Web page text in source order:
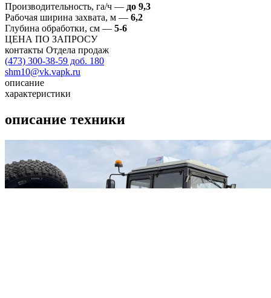
Производительность, га/ч — до 9,3
Рабочая ширина захвата, м — 6,2
Глубина обработки, см — 5-6
ЦЕНА ПО ЗАПРОСУ
контакты Отдела продаж
(473) 300-38-59 доб. 180
shm10@vk.vapk.ru
описание
характеристики
описание техники